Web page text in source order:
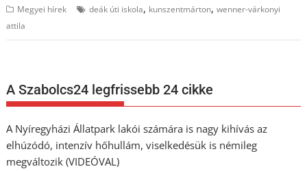
Megyei hírek deák úti iskola, kunszentmárton,wenner-várkonyi
attila
A Szabolcs24 legfrissebb 24 cikke
A Nyíregyházi Állatpark lakói számára is nagy kihívás az
elhúzódó, intenzív hőhullám, viselkedésük is némileg
megváltozik (VIDEÓVAL)